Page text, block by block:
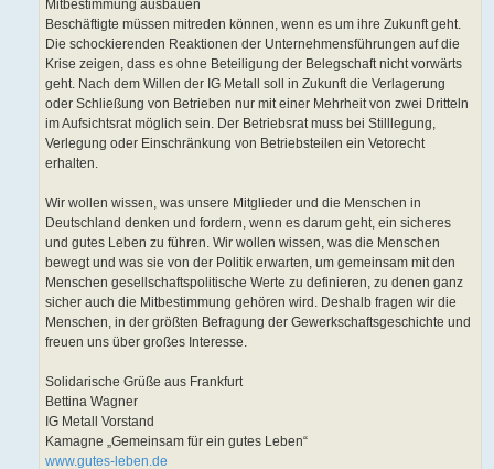
Mitbestimmung ausbauen
Beschäftigte müssen mitreden können, wenn es um ihre Zukunft geht.
Die schockierenden Reaktionen der Unternehmensführungen auf die
Krise zeigen, dass es ohne Beteiligung der Belegschaft nicht vorwärts
geht. Nach dem Willen der IG Metall soll in Zukunft die Verlagerung
oder Schließung von Betrieben nur mit einer Mehrheit von zwei Dritteln
im Aufsichtsrat möglich sein. Der Betriebsrat muss bei Stilllegung,
Verlegung oder Einschränkung von Betriebsteilen ein Vetorecht
erhalten.
Wir wollen wissen, was unsere Mitglieder und die Menschen in
Deutschland denken und fordern, wenn es darum geht, ein sicheres
und gutes Leben zu führen. Wir wollen wissen, was die Menschen
bewegt und was sie von der Politik erwarten, um gemeinsam mit den
Menschen gesellschaftspolitische Werte zu definieren, zu denen ganz
sicher auch die Mitbestimmung gehören wird. Deshalb fragen wir die
Menschen, in der größten Befragung der Gewerkschaftsgeschichte und
freuen uns über großes Interesse.
Solidarische Grüße aus Frankfurt
Bettina Wagner
IG Metall Vorstand
Kamagne „Gemeinsam für ein gutes Leben“
www.gutes-leben.de